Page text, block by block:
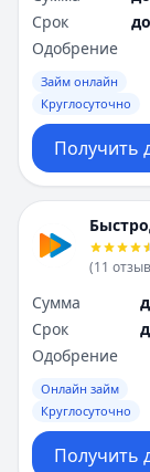
Срок
Одобрение
Займ онлайн
Круглосуточно
Получить
(11
Сумма
Срок
Одобрение
Онлайн займ
Круглосуточно
Получить